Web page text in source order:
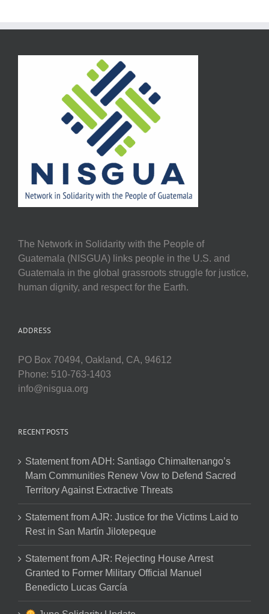
The Network in Solidarity with the People of
Guatemala (NISGUA) links people in the U.S. and
Guatemala in the global grassroots struggle for justice,
human dignity, and respect for the Earth.
ADDRESS
PO Box 70494, Oakland, CA, 94612
Phone: 510-763-1403
info@nisgua.org
RECENT POSTS
Statement from ADH: Santiago Chimaltenango’s
Mam Communities Renew Vow to Defend Sacred
Territory Against Extractive Threats
Statement from AJR: Justice for the Victims Laid to
Rest in San Martín Jilotepeque
Statement from AJR: Rejecting House Arrest
Granted to Former Military Official Manuel
Benedicto Lucas García